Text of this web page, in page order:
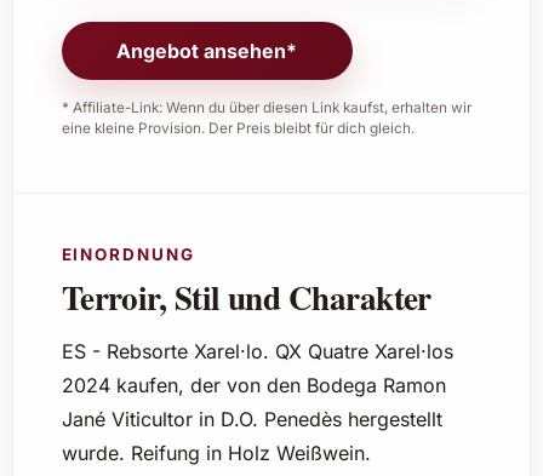
Angebot ansehen*
* Affiliate-Link: Wenn du über diesen Link kaufst, erhalten wir
eine kleine Provision. Der Preis bleibt für dich gleich.
EINORDNUNG
Terroir, Stil und Charakter
ES - Rebsorte Xarel·lo. QX Quatre Xarel·los
2024 kaufen, der von den Bodega Ramon
Jané Viticultor in D.O. Penedès hergestellt
wurde. Reifung in Holz Weißwein.